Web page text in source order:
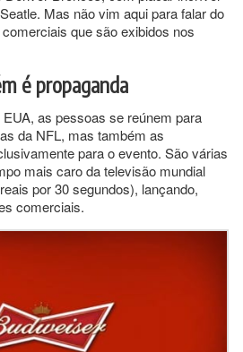
Mas não vim aqui para falar do
que são exibidos nos
é propaganda
as pessoas se reúnem para
da NFL, mas também as
para o evento. São várias
mais caro da televisão mundial
por 30 segundos), lançando,
comerciais.